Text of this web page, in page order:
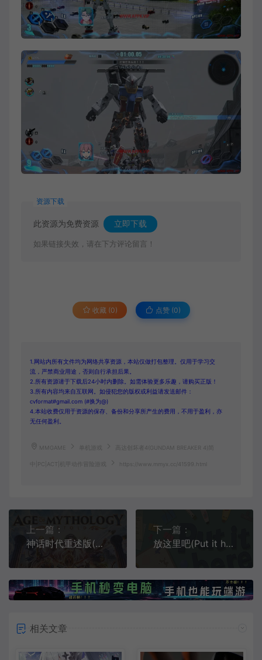
资源下载
此资源为免费资源 立即下载
如果链接失效，请在下方评论留言！
收藏 (0) 点赞 (0)
1.网站内所有文件均为网络共享资源，本站仅做打包整理。仅用于学习交
流，严禁商业用途，否则自行承担后果。
2.所有资源请于下载后24小时内删除。如需体验更多乐趣，请购买正版！
3.所有内容均来自互联网。如侵犯您的版权或利益请发送邮件：
cvformat#gmail.com (#换为@)
4.本站收费仅用于资源的保存、备份和分享所产生的费用，不用于盈利，亦
无任何盈利。
MMGAME 高达创坏者4(GUNDAM BREAKER 4)简
中|PC|ACT|机甲动作冒险游戏 https://www.mmyx.cc/41599.html
上一篇：
神话时代重述版(Age of Mythology Retold)神话即时战略游戏|下载
下一篇：
放这里吧(Put it here)简中|PC|PUZ|轻松治愈休闲解谜游戏
相关文章